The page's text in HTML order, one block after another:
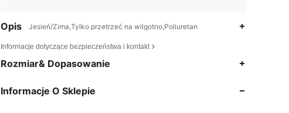
Opis Jesień/Zima,Tylko przetrzeć na wilgotno,Poliuretan
Informacje dotyczące bezpieczeństwa i kontakt
Rozmiar& Dopasowanie
Informacje O Sklepie
4,77 574